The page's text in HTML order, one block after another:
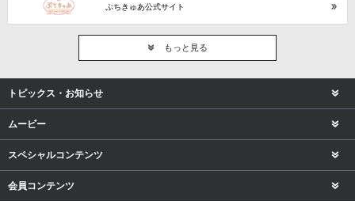
ぷちきゅあ公式サイト
もっと見る
トピックス・お知らせ
ムービー
スペシャルコンテンツ
会員コンテンツ